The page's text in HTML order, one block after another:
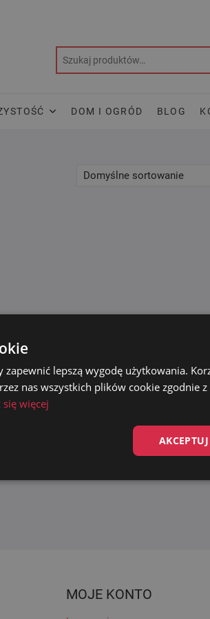
DOM I OGRÓD BLOG
MOJE KONTO
lepszą wygodę użytkowania.
nas wszystkich plików cookie zgodnie
więcej